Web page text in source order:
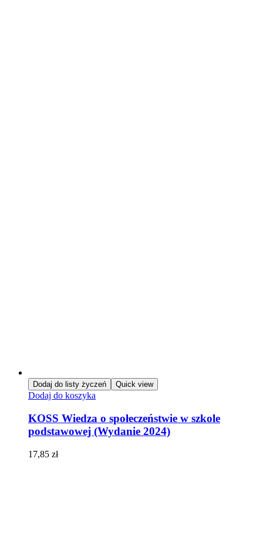
Dodaj do listy życzeń Quick view
Dodaj do koszyka
KOSS Wiedza o społeczeństwie w szkole
podstawowej (Wydanie 2024)
17,85 zł